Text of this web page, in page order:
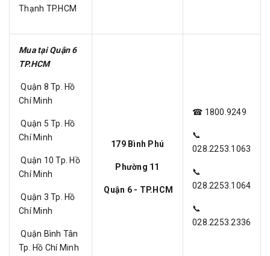
Thạnh TP.HCM
Mua tại Quận 6
TP.HCM
Quận 8 Tp. Hồ
Chí Minh
Quận 5 Tp. Hồ
Chí Minh
Quận 10 Tp. Hồ
Chí Minh
Quận 3 Tp. Hồ
Chí Minh
Quận Bình Tân
Tp. Hồ Chí Minh
179 Bình Phú
Phường 11
Quận 6 - TP.HCM
☎ 1800.9249
📞
028.2253.1063
📞
028.2253.1064
📞
028.2253.2336